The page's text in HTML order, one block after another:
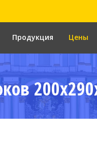
Продукция Цены